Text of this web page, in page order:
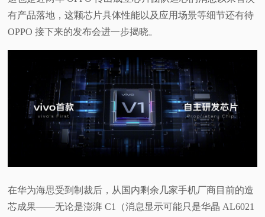
有产品落地，这颗芯片具体性能以及应用场景等细节还有待
OPPO 接下来的发布会进一步揭晓。
在华为海思受到制裁后，从国内剩余几家手机厂商目前的造
芯成果——无论是澎湃 C1（消息显示可能只是华晶 AL6021